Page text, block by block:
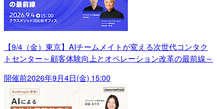
【9/4（金）東京】AIチームメイトが変える次世代コンタク
トセンター～顧客体験向上とオペレーション改革の最前線～
開催前2026年9月4日(金) 15:00